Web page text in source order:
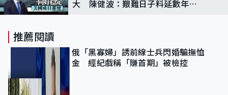
大 陳健波：艱難日子料延數年
推薦閱讀
俄「黑寡婦」誘前線士兵閃婚騙撫恤
金 經紀戲稱「賺首期」被檢控